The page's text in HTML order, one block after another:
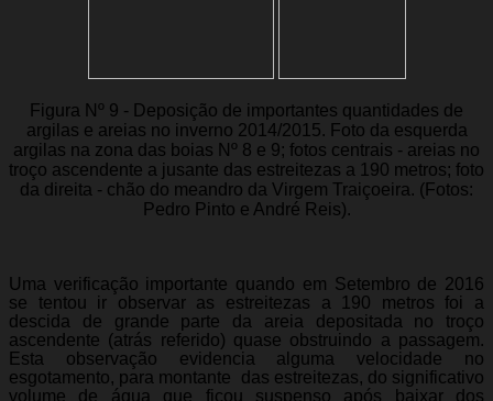
Figura Nº 9 - Deposição de importantes quantidades de
argilas e areias no inverno 2014/2015. Foto da esquerda
argilas na zona das boias Nº 8 e 9; fotos centrais - areias no
troço ascendente a jusante das estreitezas a 190 metros; foto
da direita - chão do meandro da Virgem Traiçoeira. (Fotos:
Pedro Pinto e André Reis).
Uma verificação importante quando em Setembro de 2016
se tentou ir observar as estreitezas a 190 metros foi a
descida de grande parte da areia depositada no troço
ascendente (atrás referido) quase obstruindo a passagem.
Esta observação evidencia alguma velocidade no
esgotamento, para montante das estreitezas, do significativo
volume de água que ficou suspenso após baixar dos